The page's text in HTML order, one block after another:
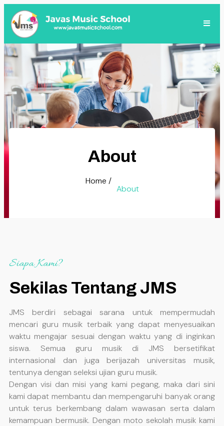
About
Home /
About
Siapa Kami?
Sekilas Tentang JMS
JMS berdiri sebagai sarana untuk mempermudah
mencari guru musik terbaik yang dapat menyesuaikan
waktu mengajar sesuai dengan waktu yang di inginkan
siswa. Semua guru musik di JMS bersetifikat
internasional dan juga berijazah universitas musik,
tentunya dengan seleksi ujian guru musik.
Dengan visi dan misi yang kami pegang, maka dari sini
kami dapat membantu dan mempengaruhi banyak orang
untuk terus berkembang dalam wawasan serta dalam
kemampuan bermusik. Dengan moto sekolah musik kami